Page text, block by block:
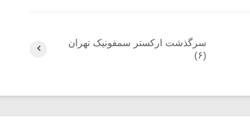
سرگذشت ارکستر سمفونیک تهران
(۶)